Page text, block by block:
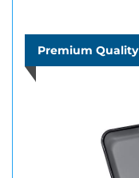
Premium Quality